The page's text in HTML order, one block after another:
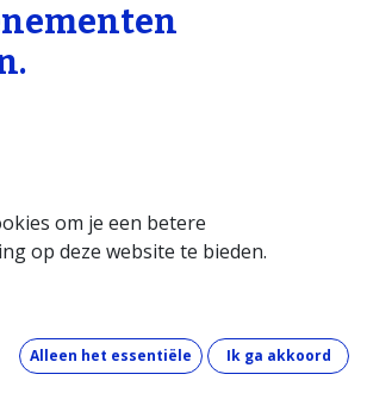
om je een betere
op deze website te bieden.
Alleen het essentiële Ik ga akkoord